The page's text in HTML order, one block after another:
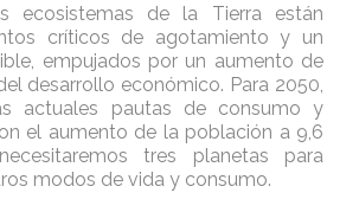
ecosistemas de la Tierra están
críticos de agotamiento y un
empujados por un aumento de
desarrollo económico. Para 2050,
actuales pautas de consumo y
el aumento de la población a 9,6
tres planetas para
modos de vida y consumo.